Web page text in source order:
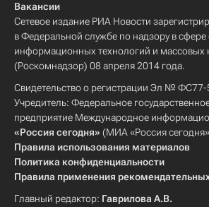
Вакансии
Сетевое издание РИА Новости
в Федеральной службе по надзору в сфере
информационных технологий и массовых
(Роскомнадзор) 08 апреля 2014 года.
Свидетельство о регистрации Эл №
Учредитель: Федеральное
предприятие Международное
«Россия сегодня» (МИА «Россия
Правила использования материалов
Политика конфиденциальности
Правила применения
Главный редактор: Гаврилова А.В.